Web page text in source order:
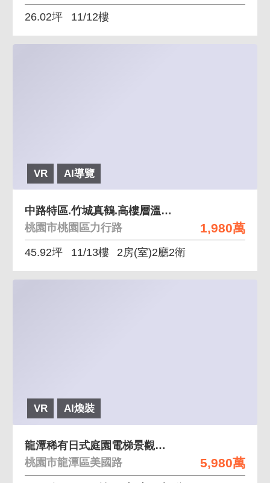
26.02坪 11/12樓
VR AI導覽
1,980萬
中路特區.竹城真鶴.高樓層溫馨美裝潢3改2房車
桃園市桃園區力行路
45.92坪 11/13樓 2房(室)2廳2衛
VR AI煥裝
5,980萬
龍潭稀有日式庭園電梯景觀美墅大地坪莊園
桃園市龍潭區美國路